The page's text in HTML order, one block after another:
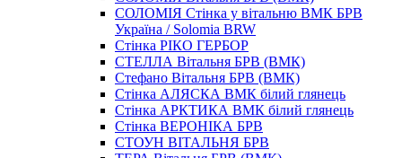
СОЛОМІЯ Стінка у вітальню ВМК БРВ
Україна / Solomia BRW
Стiнка РIКО ГЕРБОР
СТЕЛЛА Вітальня БРВ (ВМК)
Стефано Вітальня БРВ (ВМК)
Стінка АЛЯСКА ВМК білий глянець
Стінка АРКТИКА ВМК білий глянець
Стінка ВЕРОНІКА БРВ
СТОУН ВІТАЛЬНЯ БРВ